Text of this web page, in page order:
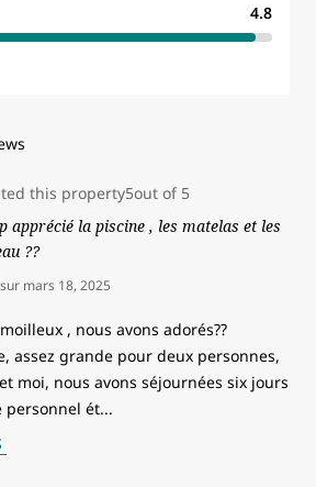
4.8
apprécié la piscine , les matelas et les
??
sur mars 18, 2025
, nous avons adorés??
assez grande pour deux personnes,
moi, nous avons séjournées six jours
personnel ét...